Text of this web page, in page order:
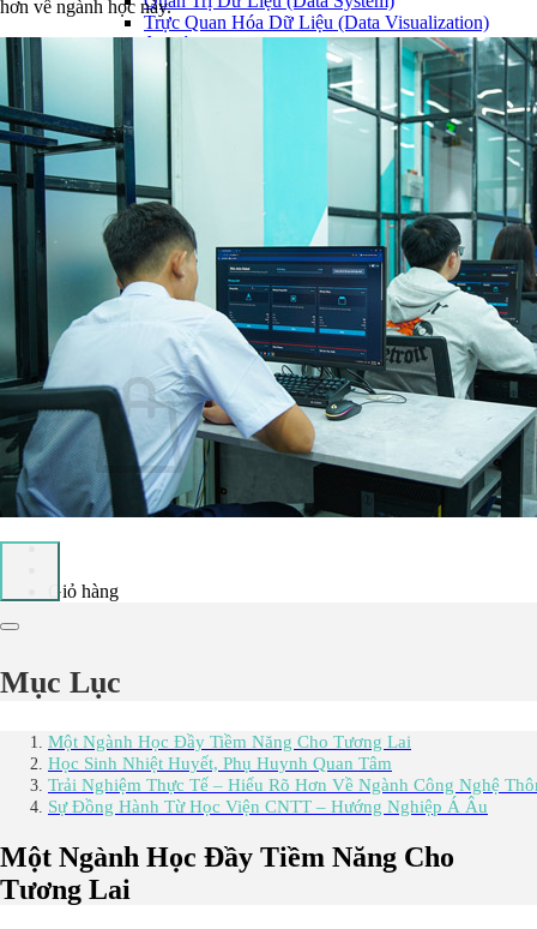
Trực Quan Hóa Dữ Liệu (Data Visualization)
Học Lập Trình (Full Stack)
Chuyên Viên Lập Trình (Full Stack)
Chuyên Viên Lập Trình Website (Full Stack)
Chuyên Viên Lập Trình Mobile (Full Stack)
Software Testing
Tin Học Ứng Dụng
Lịch Khai Giảng
Tin Tức
Hoạt Động
Kiến Thức & Kỹ Năng
Hướng Nghiệp Ngành CNTT
Liên Hệ
Chưa có sản phẩm trong giỏ hàng.
Giỏ hàng
hơn về ngành học này.
Mục Lục
Một Ngành Học Đầy Tiềm Năng Cho Tương Lai
Học Sinh Nhiệt Huyết, Phụ Huynh Quan Tâm
Trải Nghiệm Thực Tế – Hiểu Rõ Hơn Về Ngành Công Nghệ
Sự Đồng Hành Từ Học Viện CNTT – Hướng Nghiệp Á Âu
Một Ngành Học Đầy Tiềm Năng Cho
Tương Lai